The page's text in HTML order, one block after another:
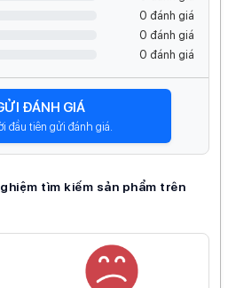
ĐÁNH GIÁ
đầu tiên gửi đánh giá.
0 đánh giá
0 đánh giá
0 đánh giá
tìm kiếm sản phẩm trên